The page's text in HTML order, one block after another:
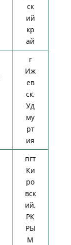
ск
ий
кр
ай
г
Иж
ев
ск,
Уд
му
рт
ия
пгт
Ки
ро
вск
ий,
РК
РЫ
М